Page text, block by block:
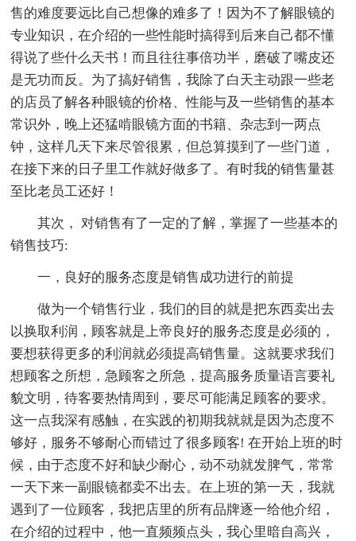
售的难度要远比自己想像的难多了！因为不了解眼镜的
专业知识，在介绍的一些性能时搞得到后来自己都不懂
得说了些什么天书！而且往往事倍功半，磨破了嘴皮还
是无功而反。为了搞好销售，我除了白天主动跟一些老
的店员了解各种眼镜的价格、性能与及一些销售的基本
常识外，晚上还猛啃眼镜方面的书籍、杂志到一两点
钟，这样几天下来尽管很累，但总算摸到了一些门道，
在接下来的日子里工作就好做多了。有时我的销售量甚
至比老员工还好！
其次， 对销售有了一定的了解，掌握了一些基本的
销售技巧:
一，良好的服务态度是销售成功进行的前提
做为一个销售行业，我们的目的就是把东西卖出去
以换取利润，顾客就是上帝良好的服务态度是必须的，
要想获得更多的利润就必须提高销售量。这就要求我们
想顾客之所想，急顾客之所急，提高服务质量语言要礼
貌文明，待客要热情周到，要尽可能满足顾客的要求。
这一点我深有感触，在实践的初期我就就是因为态度不
够好，服务不够耐心而错过了很多顾客! 在开始上班的时
候，由于态度不好和缺少耐心，动不动就发脾气，常常
一天下来一副眼镜都卖不出去。在上班的第一天，我就
遇到了一位顾客，我把店里的所有品牌逐一给他介绍，
在介绍的过程中，他一直频频点头，我心里暗自高兴，